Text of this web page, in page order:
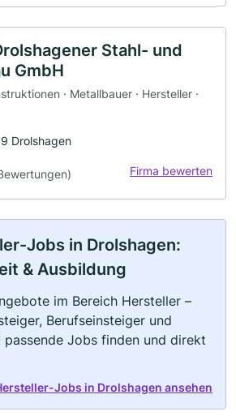
Stahl- und
GmbH
· Metallbauer · Hersteller ·
Drolshagen
Firma bewerten
Jobs in Drolshagen:
& Ausbildung
im Bereich Hersteller –
Berufseinsteiger und
Jobs finden und direkt
Jobs in Drolshagen ansehen